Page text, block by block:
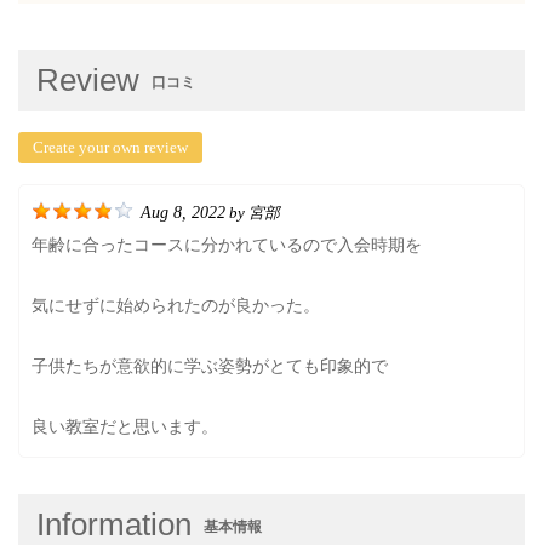
Review 口コミ
Create your own review
Aug 8, 2022 by 宮部
年齢に合ったコースに分かれているので入会時期を
気にせずに始められたのが良かった。
子供たちが意欲的に学ぶ姿勢がとても印象的で
良い教室だと思います。
Information 基本情報